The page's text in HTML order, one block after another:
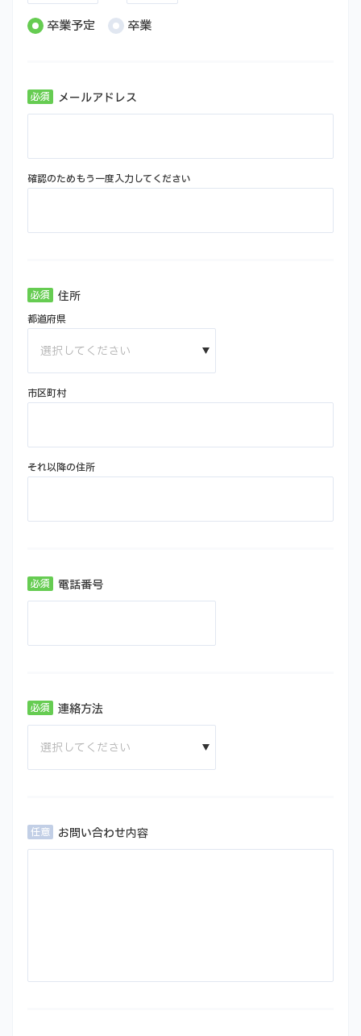
卒業予定 卒業
メールアドレス
確認のためもう一度入力してください
住所
都道府県
市区町村
それ以降の住所
電話番号
連絡方法
お問い合わせ内容